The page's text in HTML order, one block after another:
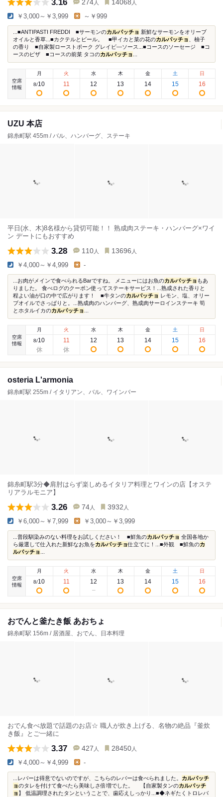
3.16 274 人 14068 人
￥3,000～￥3,999 ～￥999
...■ANTIPASTI FREDDI ■サーモンのカルパッチョ 新鮮なサーモンをオリーブ
オイルと香草...■カクテルとビール。 ■甲イカと菜の花のカルパッチョ
、柚子
の香り ■自家製ローストポーク グレイビ―ソース...■コースのソーセージ ■コ
ースのピザ ■コースの前菜 タコのカルパッチョ
空席
情報
月
8/10
火
11
水
12
木
13
金
14
土
15
日
16
UZU 本店
錦糸町駅 455m / バル、ハンバーグ、ステーキ
平日(水、木)8名様から貸切可能！！ 熟成肉ステーキ・ハンバーグ×ワイ
ン デートにもおすすめ
3.28 110 人 13696 人
￥4,000～￥4,999 -
...お肉がメインで食べられるBarですね。 メニューにはお魚のカルパッチョ もあ
りました。 食べログのクーポン使ってステーキサービス！...熟成された香りと
程よい油が口の中で広がります！ ■牛タンのカルパッチョ レモン、塩、オリー
ブオイルでさっぱりと。...熟成肉のハンバーグ、熟成肉サーロインステーキ 筍
とホタルイカのカルパッチョ
空席
情報
月
8/10
火
11
水
12
木
13
金
14
土
15
日
16
osteria L'armonia
錦糸町駅 255m / イタリアン、バル、ワインバー
錦糸町駅3分◆肩肘はらず楽しめるイタリア料理とワインの店【オステ
リアラルモニア】
3.26 74 人 3932 人
￥6,000～￥7,999 ￥3,000～￥3,999
...普段馴染みのない料理をお試しください！ ■鮮魚のカルパッチョ 全国各地か
ら厳選して仕入れた新鮮なお魚をカルパッチョ仕立てに！...■外観 ■鮮魚のカ
ルパッチョ
空席
情報
月
8/10
火
11
水
12
木
13
金
14
土
15
日
16
おでんと釜たき飯 あおちょ
錦糸町駅 156m / 居酒屋、おでん、日本料理
おでん食べ放題で話題のお店☆ 職人が炊き上げる、名物の絶品『釜炊
き飯』とご一緒に
3.37 427 人 28450 人
￥4,000～￥4,999 -
...レバーは得意でないのですが、こちらのレバーは食べられました。 カルパッチ
ョのタレを付けて食べたら美味しさ倍増でした。 【自家製タンのカルパッチ
ョ 】 低温調理されたタンということで、歯応えしっかり...■◆ネギたくトロレバ